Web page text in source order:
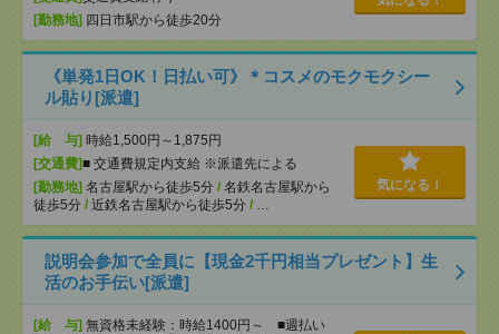
[勤務地] 四日市駅から徒歩20分
《単発1日OK！日払い可》＊コスメのモクモクシー
ル貼り[派遣]
[給 与] 時給1,500円～1,875円
[交通費]■ 交通費規定内支給 ※派遣先による
[勤務地] 名古屋駅から徒歩5分 / 名鉄名古屋駅から
徒歩5分 / 近鉄名古屋駅から徒歩5分 / …
気になる！
説明会参加で全員に【現金2千円相当プレゼント】生
活のお手伝い[派遣]
[給 与] 無資格未経験：時給1400円～ ■週払い